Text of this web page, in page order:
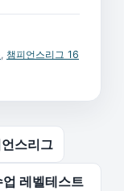
, 챔피언스리그 16
스리그
레벨테스트